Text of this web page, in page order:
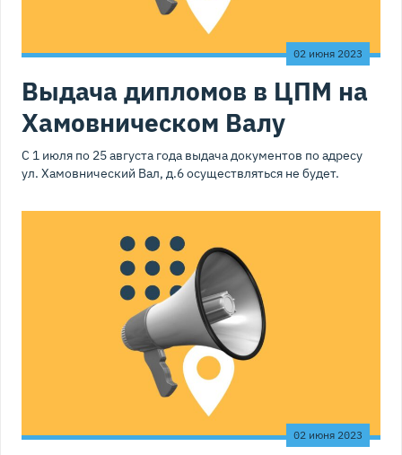
02 июня 2023
Выдача дипломов в ЦПМ на
Хамовническом Валу
С 1 июля по 25 августа года выдача документов по адресу
ул. Хамовнический Вал, д.6 осуществляться не будет.
02 июня 2023